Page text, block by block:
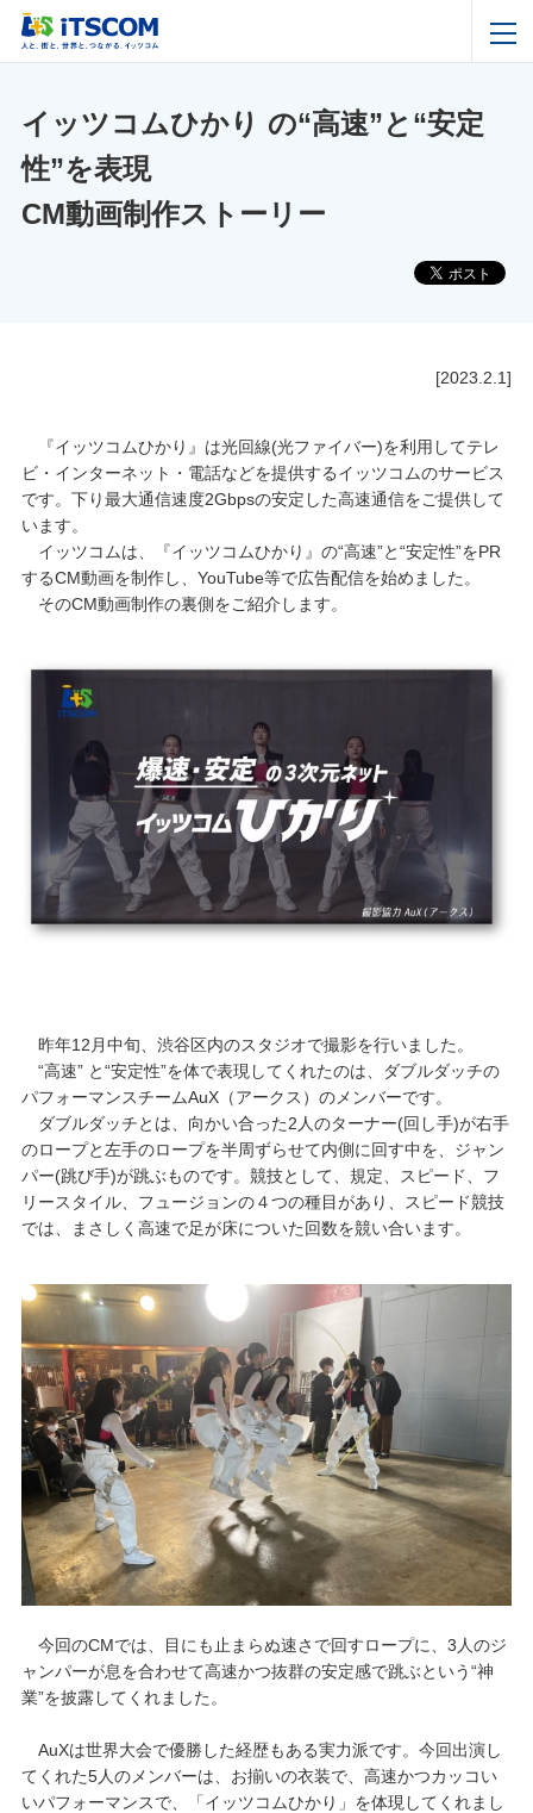
イッツコムひかり の“高速”と“安定
性”を表現
CM動画制作ストーリー
[2023.2.1]
『イッツコムひかり』は光回線(光ファイバー)を利用してテレ
ビ・インターネット・電話などを提供するイッツコムのサービス
です。下り最大通信速度2Gbpsの安定した高速通信をご提供して
います。
イッツコムは、『イッツコムひかり』の“高速”と“安定性”をPR
するCM動画を制作し、YouTube等で広告配信を始めました。
そのCM動画制作の裏側をご紹介します。
昨年12月中旬、渋谷区内のスタジオで撮影を行いました。
“高速” と“安定性”を体で表現してくれたのは、ダブルダッチの
パフォーマンスチームAuX（アークス）のメンバーです。
ダブルダッチとは、向かい合った2人のターナー(回し手)が右手
のロープと左手のロープを半周ずらせて内側に回す中を、ジャン
パー(跳び手)が跳ぶものです。競技として、規定、スピード、フ
リースタイル、フュージョンの４つの種目があり、スピード競技
では、まさしく高速で足が床についた回数を競い合います。
今回のCMでは、目にも止まらぬ速さで回すロープに、3人のジ
ャンパーが息を合わせて高速かつ抜群の安定感で跳ぶという“神
業”を披露してくれました。
AuXは世界大会で優勝した経歴もある実力派です。今回出演し
てくれた5人のメンバーは、お揃いの衣装で、高速かつカッコい
いパフォーマンスで、「イッツコムひかり」を体現してくれまし